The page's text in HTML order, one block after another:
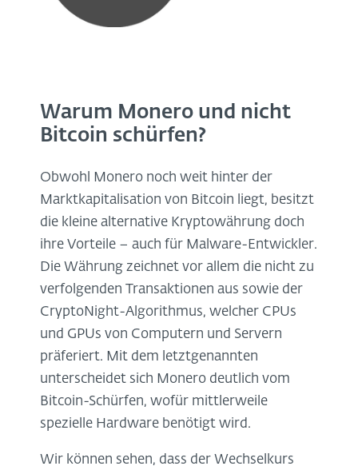
Warum Monero und nicht
Bitcoin schürfen?
Obwohl Monero noch weit hinter der
Marktkapitalisation von Bitcoin liegt, besitzt
die kleine alternative Kryptowährung doch
ihre Vorteile – auch für Malware-Entwickler.
Die Währung zeichnet vor allem die nicht zu
verfolgenden Transaktionen aus sowie der
CryptoNight-Algorithmus, welcher CPUs
und GPUs von Computern und Servern
präferiert. Mit dem letztgenannten
unterscheidet sich Monero deutlich vom
Bitcoin-Schürfen, wofür mittlerweile
spezielle Hardware benötigt wird.
Wir können sehen, dass der Wechselkurs